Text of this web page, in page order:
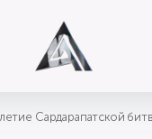
Сардарапатской